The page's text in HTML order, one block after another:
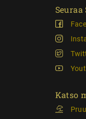
Katso